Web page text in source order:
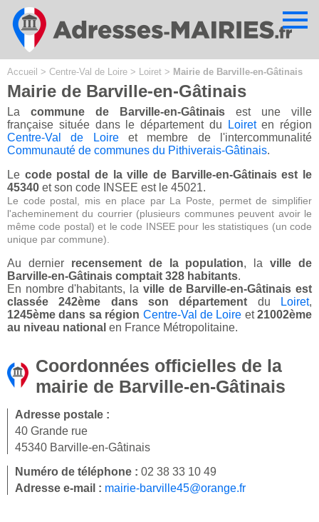
Accueil > Centre-Val de Loire > Loiret > Mairie de Barville-en-Gâtinais
Mairie de Barville-en-Gâtinais
La commune de Barville-en-Gâtinais est une ville
française située dans le département du
Loireten région
Centre-Val de Loireet membre de l'intercommunalité
Communauté de communes du Pithiverais-Gâtinais.
Le code postal de la ville de Barville-en-Gâtinais est le
45340 et son code INSEE est le 45021.
Le code postal, mis en place par La Poste, permet de simplifier
l'acheminement du courrier (plusieurs communes peuvent avoir le
même code postal) et le code INSEE pour les statistiques (un code
unique par commune).
Au dernier recensement de la population, laville de
Barville-en-Gâtinais comptait 328 habitants.
En nombre d'habitants, la ville de Barville-en-Gâtinais est
classée 242ème dans son département du Loiret,
1245ème dans sa région Centre-Val de Loire et21002ème
au niveau national en France Métropolitaine.
Coordonnées officielles de la
mairie de Barville-en-Gâtinais
Adresse postale :
40 Grande rue
45340 Barville-en-Gâtinais
Numéro de téléphone : 02 38 33 10 49
Adresse e-mail : mairie-barville45@orange.fr
Cookies management panel